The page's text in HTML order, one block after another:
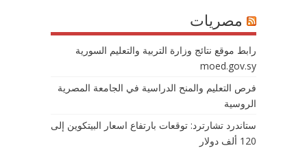
مصريات
رابط موقع نتائج وزارة التربية والتعليم السورية
moed.gov.sy
فرص التعليم والمنح الدراسية في الجامعة المصرية
الروسية
ستاندرد تشارترد: توقعات بارتفاع اسعار البيتكوين إلى
120 ألف دولار